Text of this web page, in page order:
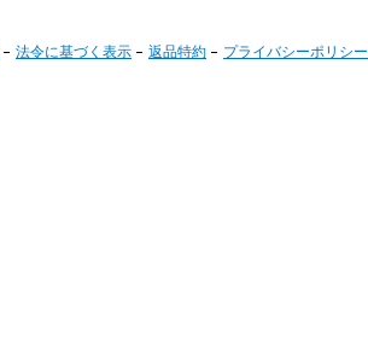
法令に基づく表示 返品特約 プライバシーポリシー